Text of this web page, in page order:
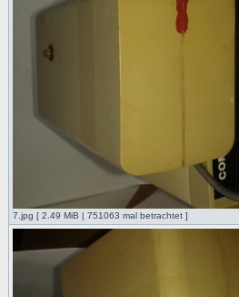
7.jpg [ 2.49 MiB | 751063 mal betrachtet ]